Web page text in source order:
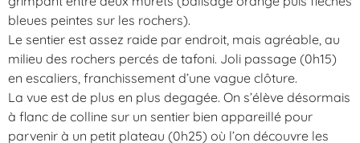
bleues peintes sur les rochers).
Le sentier est assez raide par endroit, mais agréable, au
milieu des rochers percés de tafoni. Joli passage (0h15)
en escaliers, franchissement d’une vague clôture.
La vue est de plus en plus degagée. On s’élève désormais
à flanc de colline sur un sentier bien appareillé pour
parvenir à un petit plateau (0h25) où l’on découvre les